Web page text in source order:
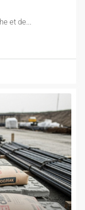
et de...